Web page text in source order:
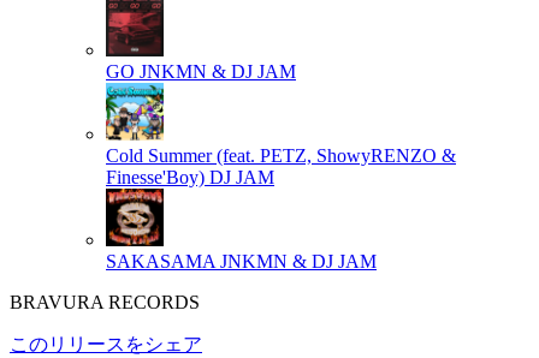
GO JNKMN & DJ JAM
Cold Summer (feat. PETZ, ShowyRENZO &
Finesse'Boy) DJ JAM
SAKASAMA JNKMN & DJ JAM
BRAVURA RECORDS
このリリースをシェア